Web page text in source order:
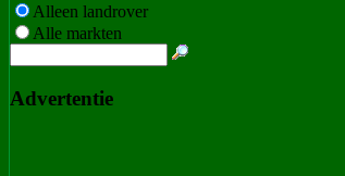
Alleen landrover
Alle markten
Advertentie